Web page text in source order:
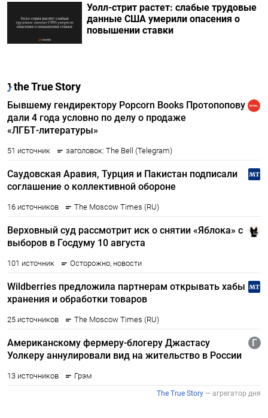
Уолл-стрит растет: слабые трудовые
данные США умерили опасения о
повышении ставки